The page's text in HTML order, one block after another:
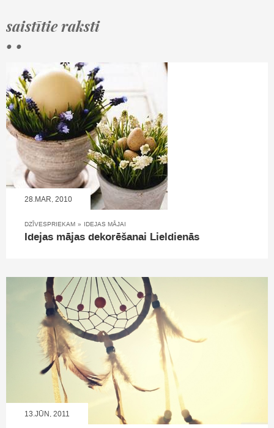
saistītie raksti
• •
28.MAR, 2010
DZĪVESPRIEKAM » IDEJAS MĀJAI
Idejas mājas dekorēšanai Lieldienās
13.JŪN, 2011